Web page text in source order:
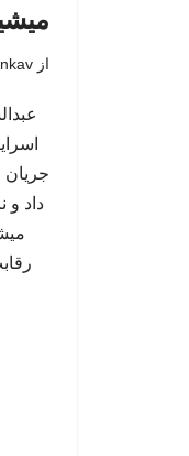
از
داد و